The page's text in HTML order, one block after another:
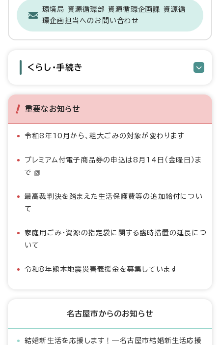
環境局 資源循環部 資源循環企画課 資源循
環企画担当へのお問い合わせ
くらし・手続き
重要なお知らせ
令和8年10月から、粗大ごみの対象が変わります
プレミアム付電子商品券の申込は8月14日（金曜日）ま
で
最高裁判決を踏まえた生活保護費等の追加給付につい
て
家庭用ごみ・資源の指定袋に関する臨時措置の延長につ
いて
令和8年熊本地震災害義援金を募集しています
名古屋市からのお知らせ
結婚新生活を応援します！―名古屋市結婚新生活応援